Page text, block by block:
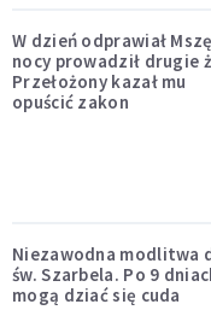
W dzień odprawiał
nocy prowadził drugie
Przełożony kazał mu
opuścić zakon
Niezawodna modlitwa
św. Szarbela. Po 9
mogą dziać się cuda